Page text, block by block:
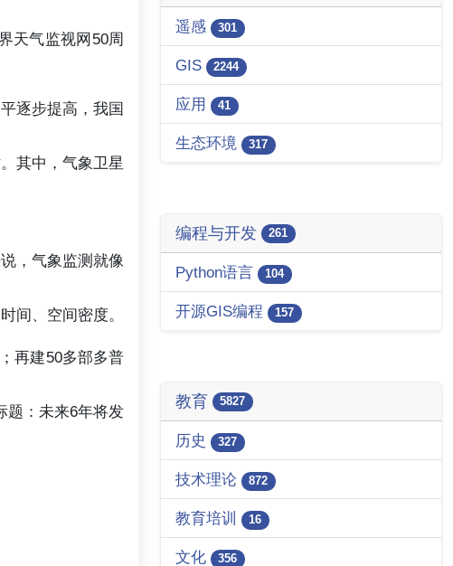
天气监视网50周
逐步提高，我国
其中，气象卫星
，气象监测就像
间、空间密度。
再建50多部多普
题：未来6年将发
遥感 301
GIS 2244
应用 41
生态环境 317
编程与开发 261
Python语言 104
开源GIS编程 157
教育 5827
历史 327
技术理论 872
教育培训 16
文化 356